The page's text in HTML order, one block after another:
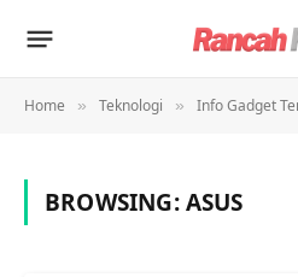
Home » Teknologi » Info Gadget
BROWSING:ASUS